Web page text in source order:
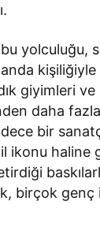
bu yolculuğu,
kişiliğiyle
giyimleri
daha
bir
ikonu haline
birçok